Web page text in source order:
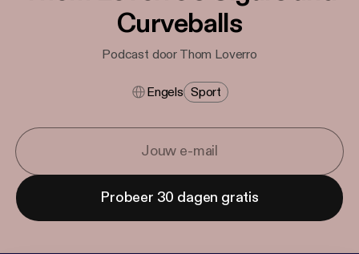
Curveballs
Podcast door Thom Loverro
Engels Sport
Probeer 30 dagen gratis